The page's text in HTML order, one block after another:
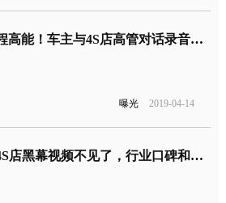
全程高能！车主与4S店高管对话录音曝光
曝光 2019-04-14
某4S店黑幕视频不见了，行业口碑和市场却遭受重大损失